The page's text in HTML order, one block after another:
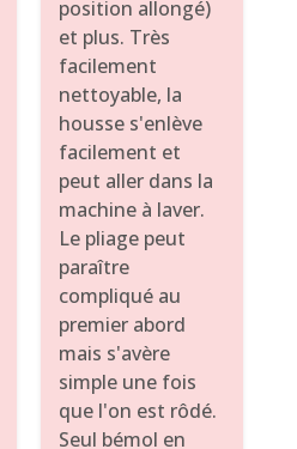
position allongé)
et plus. Très
facilement
nettoyable, la
housse s'enlève
facilement et
peut aller dans la
machine à laver.
Le pliage peut
paraître
compliqué au
premier abord
mais s'avère
simple une fois
que l'on est rôdé.
Seul bémol en